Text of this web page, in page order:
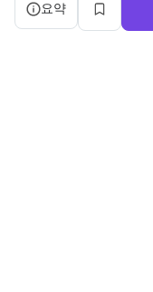
요약
북마크